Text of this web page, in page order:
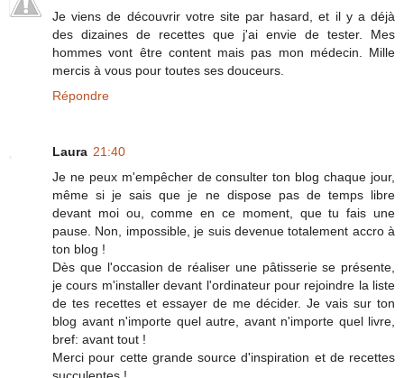
Je viens de découvrir votre site par hasard, et il y a déjà
des dizaines de recettes que j'ai envie de tester. Mes
hommes vont être content mais pas mon médecin. Mille
mercis à vous pour toutes ses douceurs.
Répondre
Laura 21:40
Je ne peux m'empêcher de consulter ton blog chaque jour,
même si je sais que je ne dispose pas de temps libre
devant moi ou, comme en ce moment, que tu fais une
pause. Non, impossible, je suis devenue totalement accro à
ton blog !
Dès que l'occasion de réaliser une pâtisserie se présente,
je cours m'installer devant l'ordinateur pour rejoindre la liste
de tes recettes et essayer de me décider. Je vais sur ton
blog avant n'importe quel autre, avant n'importe quel livre,
bref: avant tout !
Merci pour cette grande source d'inspiration et de recettes
succulentes !